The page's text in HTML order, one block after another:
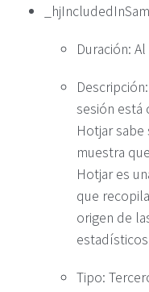
Duración:
sesión está
Hotjar sabe
muestra
Hotjar es
que
origen de
Tipo: